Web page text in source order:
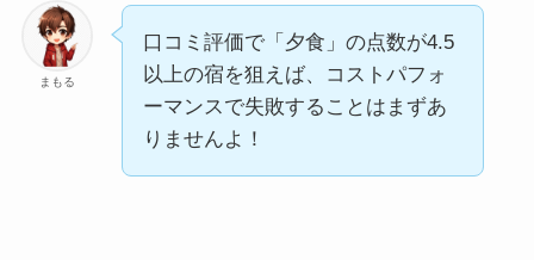
まもる
口コミ評価で「夕食」の点数が4.5
以上の宿を狙えば、コストパフォ
ーマンスで失敗することはまずあ
りませんよ！